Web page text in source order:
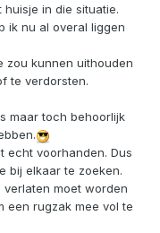
in die situatie.
ik nu al overal liggen
zou kunnen uithouden
te verdorsten.
maar toch behoorlijk
echt voorhanden. Dus
bij elkaar te zoeken.
moet worden
een rugzak mee vol te